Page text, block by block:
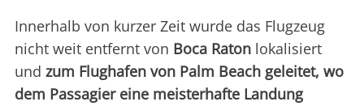
Innerhalb von kurzer Zeit wurde das Flugzeug
nicht weit entfernt von Boca Raton lokalisiert
und zum Flughafen von Palm Beach geleitet, wo
dem Passagier eine meisterhafte Landung